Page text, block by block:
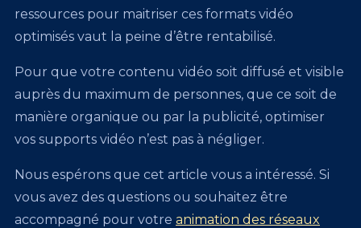
ressources pour maitriser ces formats vidéo
optimisés vaut la peine d’être rentabilisé.
Pour que votre contenu vidéo soit diffusé et visible
auprès du maximum de personnes, que ce soit de
manière organique ou par la publicité, optimiser
vos supports vidéo n’est pas à négliger.
Nous espérons que cet article vous a intéressé. Si
vous avez des questions ou souhaitez être
accompagné pour votre animation des réseaux